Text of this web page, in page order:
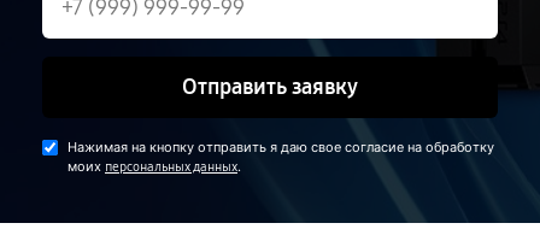
Отправить заявку
Нажимая на кнопку отправить я даю свое согласие на обработку
моих персональных данных.